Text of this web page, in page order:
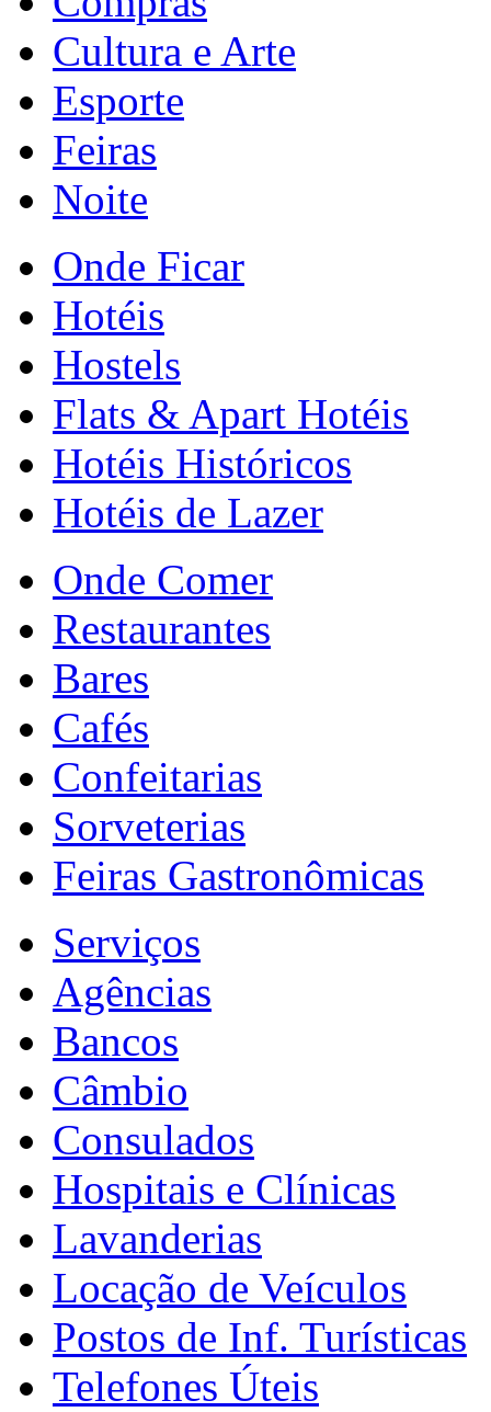
Cultura e Arte
Esporte
Feiras
Noite
Onde Ficar
Hotéis
Hostels
Flats & Apart Hotéis
Hotéis Históricos
Hotéis de Lazer
Onde Comer
Restaurantes
Bares
Cafés
Confeitarias
Sorveterias
Feiras Gastronômicas
Serviços
Agências
Bancos
Câmbio
Consulados
Hospitais e Clínicas
Lavanderias
Locação de Veículos
Postos de Inf. Turísticas
Telefones Úteis